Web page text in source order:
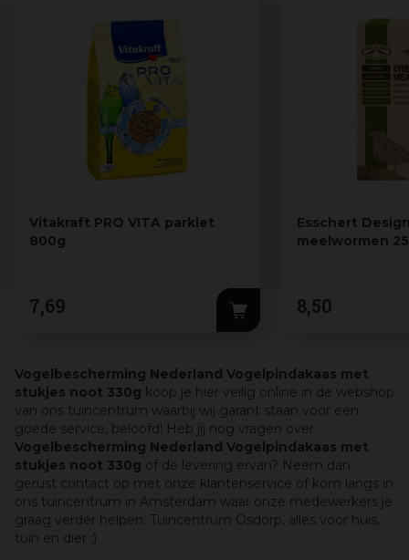
Vitakraft PRO VITA parkiet
800g
7,69
Esschert
meelwormen
8,50
Vogelbescherming Nederland Vogelpindakaas met
stukjes noot 330g koop je hier veilig online in de webshop
van ons tuincentrum waarbij wij garant staan voor een
goede service, beloofd! Heb jij nog vragen over
Vogelbescherming Nederland Vogelpindakaas met
stukjes noot 330g of de levering ervan? Neem dan
gerust contact op met onze klantenservice of kom langs in
ons tuincentrum in Amsterdam waar onze medewerkers je
graag verder helpen. Tuincentrum Osdorp, alles voor huis,
tuin en dier :)